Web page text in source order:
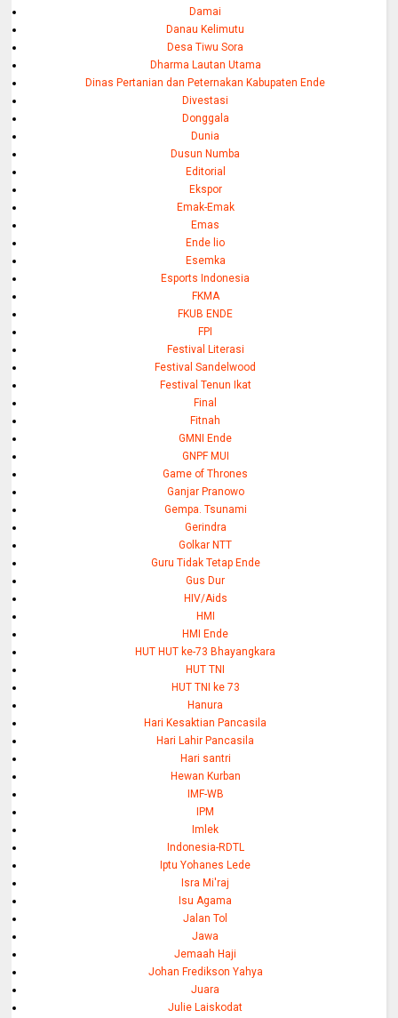
Damai
Danau Kelimutu
Desa Tiwu Sora
Dharma Lautan Utama
Dinas Pertanian dan Peternakan Kabupaten Ende
Divestasi
Donggala
Dunia
Dusun Numba
Editorial
Ekspor
Emak-Emak
Emas
Ende lio
Esemka
Esports Indonesia
FKMA
FKUB ENDE
FPI
Festival Literasi
Festival Sandelwood
Festival Tenun Ikat
Final
Fitnah
GMNI Ende
GNPF MUI
Game of Thrones
Ganjar Pranowo
Gempa. Tsunami
Gerindra
Golkar NTT
Guru Tidak Tetap Ende
Gus Dur
HIV/Aids
HMI
HMI Ende
HUT HUT ke-73 Bhayangkara
HUT TNI
HUT TNI ke 73
Hanura
Hari Kesaktian Pancasila
Hari Lahir Pancasila
Hari santri
Hewan Kurban
IMF-WB
IPM
Imlek
Indonesia-RDTL
Iptu Yohanes Lede
Isra Mi'raj
Isu Agama
Jalan Tol
Jawa
Jemaah Haji
Johan Fredikson Yahya
Juara
Julie Laiskodat